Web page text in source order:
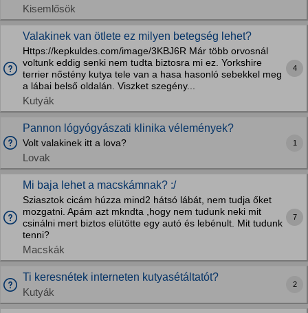
Kisemlősök
Valakinek van ötlete ez milyen betegség lehet?
Https://kepkuldes.com/image/3KBJ6R Már több orvosnál
voltunk eddig senki nem tudta biztosra mi ez. Yorkshire
terrier nőstény kutya tele van a hasa hasonló sebekkel meg
a lábai belső oldalán. Viszket szegény...
Kutyák
4
Pannon lógyógyászati klinika vélemények?
Volt valakinek itt a lova?
Lovak
1
Mi baja lehet a macskámnak? :/
Sziasztok cicám húzza mind2 hátsó lábát, nem tudja őket
mozgatni. Apám azt mkndta ,hogy nem tudunk neki mit
csinálni mert biztos elütötte egy autó és lebénult. Mit tudunk
tenni?
Macskák
7
Ti keresnétek interneten kutyasétáltatót?
Kutyák
2